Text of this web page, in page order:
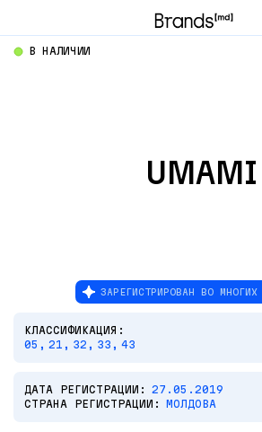
В НАЛИЧИИ
КЛАССИФИКАЦИЯ:
05, 21, 32, 33, 43
ДАТА РЕГИСТРАЦИИ:
27.05.2019
СТРАНА РЕГИСТРАЦИИ:
МОЛДОВА
ЗАРЕГИСТРИРОВАН ВО МНОГИХ
UMAMI